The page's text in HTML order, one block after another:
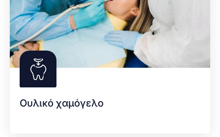
Ουλικό χαμόγελο